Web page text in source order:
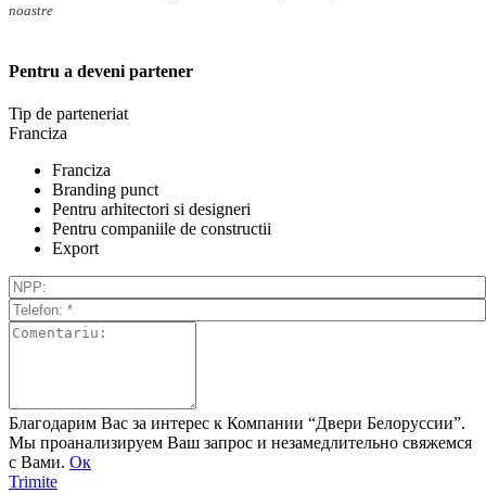
noastre
Pentru a deveni partener
Tip de parteneriat
Franciza
Franciza
Branding punct
Pentru arhitectori si designeri
Pentru companiile de constructii
Export
Благодарим Вас за интерес к Компании “Двери Белоруссии”.
Мы проанализируем Ваш запрос и незамедлительно свяжемся
с Вами. Ок
Trimite